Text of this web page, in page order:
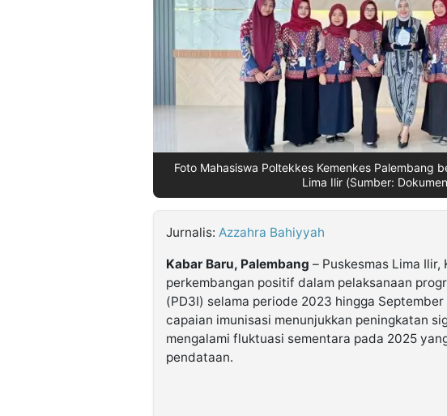
Foto Mahasiswa Poltekkes Kemenkes Palembang
Lima Ilir (Sumber:
Jurnalis: Azzahra Bahiyyah
Kabar Baru, Palembang – Puskesmas Lima
perkembangan positif dalam pelaksanaan
(PD3I) selama periode 2023 hingga
capaian imunisasi menunjukkan peningkatan
mengalami fluktuasi sementara pada 2025
pendataan.